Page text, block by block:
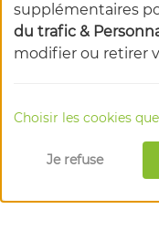
supplémentaires
du trafic &
modifier ou retirer
Choisir les cookies
Je refuse